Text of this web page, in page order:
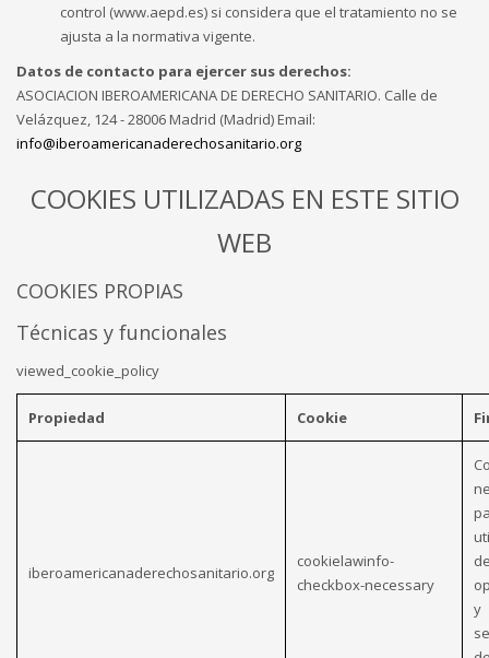
control (www.aepd.es) si considera que el tratamiento no se
ajusta a la normativa vigente.
Datos de contacto para ejercer sus derechos:
ASOCIACION IBEROAMERICANA DE DERECHO SANITARIO. Calle de
Velázquez, 124 - 28006 Madrid (Madrid) Email:
info@iberoamericanaderechosanitario.org
COOKIES UTILIZADAS EN ESTE SITIO
WEB
COOKIES PROPIAS
Técnicas y funcionales
viewed_cookie_policy
Propiedad Cookie
iberoamericanaderechosanitario.org
cookielawinfo-
checkbox-necessary
y